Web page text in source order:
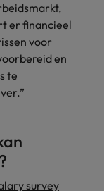
er financieel
voor
en
te
survey